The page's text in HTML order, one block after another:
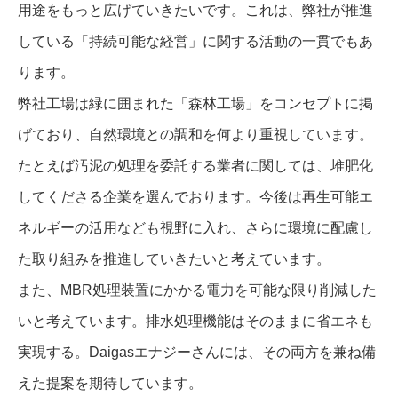
用途をもっと広げていきたいです。これは、弊社が推進
している「持続可能な経営」に関する活動の一貫でもあ
ります。
弊社工場は緑に囲まれた「森林工場」をコンセプトに掲
げており、自然環境との調和を何より重視しています。
たとえば汚泥の処理を委託する業者に関しては、堆肥化
してくださる企業を選んでおります。今後は再生可能エ
ネルギーの活用なども視野に入れ、さらに環境に配慮し
た取り組みを推進していきたいと考えています。
また、MBR処理装置にかかる電力を可能な限り削減した
いと考えています。排水処理機能はそのままに省エネも
実現する。Daigasエナジーさんには、その両方を兼ね備
えた提案を期待しています。